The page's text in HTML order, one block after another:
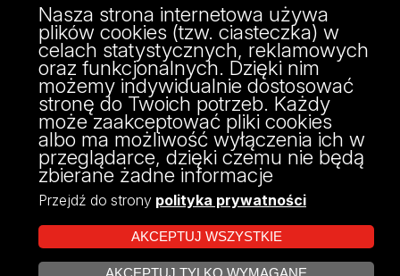
ul. Pomorska 171/173
90-236 Łódź
kontakt@filologia.uni.lodz.pl
tel: 42/665 51 06
fax: 42/665 52 54
Nasza strona internetowa używa
plików cookies (tzw. ciasteczka) w
celach statystycznych, reklamowych
oraz funkcjonalnych. Dzięki nim
możemy indywidualnie dostosować
stronę do Twoich potrzeb. Każdy
może zaakceptować pliki cookies
albo ma możliwość wyłączenia ich w
przeglądarce, dzięki czemu nie będą
zbierane żadne informacje
Przejdź do strony polityka prywatności
AKCEPTUJ WSZYSTKIE